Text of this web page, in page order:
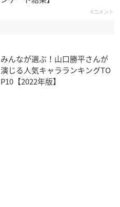
4コメント
みんなが選ぶ！山口勝平さんが
演じる人気キャラランキングTO
P10【2022年版】